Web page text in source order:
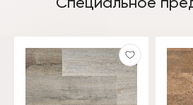
Специальное